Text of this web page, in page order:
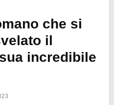
che si
il
incredibile